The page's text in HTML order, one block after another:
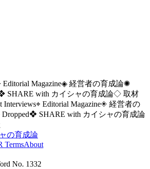
Editorial Magazine◈ 経営者の育成論✺
SHARE with カイシャの育成論◇ 取材
Interviews⌖ Editorial Magazine◈ 経営者の
❖ SHARE with カイシャの育成論
の育成論
TermsAbout
No. 1332